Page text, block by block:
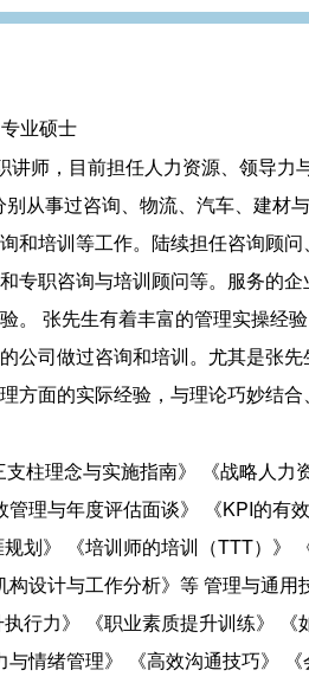
业硕士
讲师，目前担任人力资源、领导力
从事过咨询、物流、汽车、建材
和培训等工作。陆续担任咨询顾
专职咨询与培训顾问等。服务的
。 张先生有着丰富的管理实操经
公司做过咨询和培训。尤其是张
方面的实际经验，与理论巧妙结
柱理念与实施指南》 《战略人力
理与年度评估面谈》 《KPI的有
划》 《培训师的培训（TTT）》
设计与工作分析》等 管理与通用
行力》 《职业素质提升训练》
情绪管理》 《高效沟通技巧》 《